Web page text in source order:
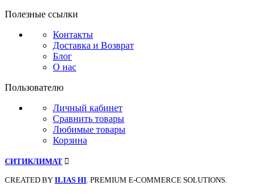
Полезные ссылки
Контакты
Доставка и Возврат
Блог
О нас
Пользователю
Личный кабинет
Сравнить товары
Любимые товары
Корзина
СИТИКЛИМАТ
CREATED BY ILIAS HI. PREMIUM E-COMMERCE SOLUTIONS.